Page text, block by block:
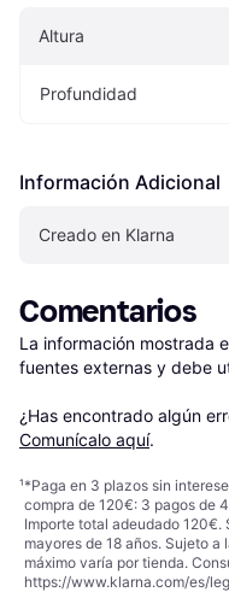
Altura
Profundidad
Información Adicional
Creado en Klarna
Comentarios
La información mostrada
fuentes externas y debe
¿Has encontrado algún
Comunícalo aquí.
¹*Paga en 3 plazos sin
compra de 120€: 3 pagos de
Importe total adeudado 120€.
mayores de 18 años. Sujeto
máximo varía por tienda.
https://www.klarna.com/es/